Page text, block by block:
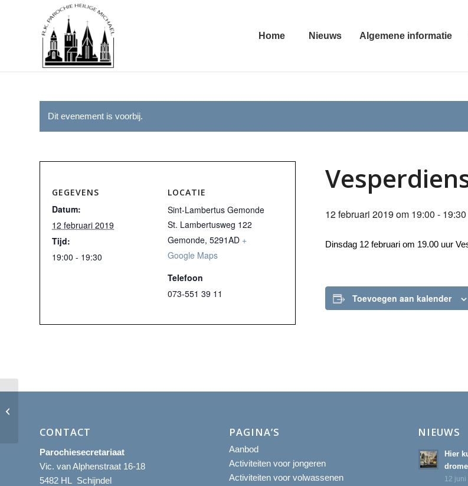
Home Nieuws Algemene informatie
Dit evenement is voorbij.
12 februari 2019 om 19:00 - 19:30
Dinsdag 12 februari om 19.00 uur
Toevoegen aan kalender
GEGEVENS
Datum:
12 februari 2019
Tijd:
19:00 - 19:30
LOCATIE
Sint-Lambertus Gemonde
St. Lambertusweg 122
Gemonde, 5291AD +
Google Maps
Telefoon
073-551 39 11
CONTACT
Parochiesecretariaat
Vic. van Alphenstraat 16-18
5482 HL Schijndel
PAGINA’S
Aanbod
Activiteiten voor jongeren
Activiteiten voor volwassenen
NIEUWS
Hier
12 juni